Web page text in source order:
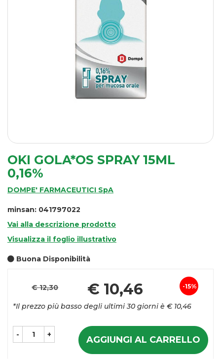
OKI GOLA*OS SPRAY 15ML
0,16%
DOMPE' FARMACEUTICI SpA
minsan: 041797022
Vai alla descrizione prodotto
Visualizza il foglio illustrativo
Buona Disponibilità
Sconto
15%
€ 12,30 € 10,46
*Il prezzo più basso degli ultimi 30 giorni è € 10,46
- + AGGIUNGI AL CARRELLO